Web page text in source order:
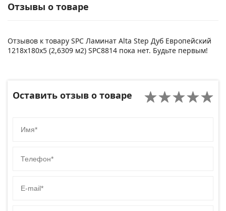
Отзывы о товаре
Отзывов к товару SPC Ламинат Alta Step Дуб Европейский
1218х180х5 (2,6309 м2) SPC8814 пока нет. Будьте первым!
Оставить отзыв о товаре